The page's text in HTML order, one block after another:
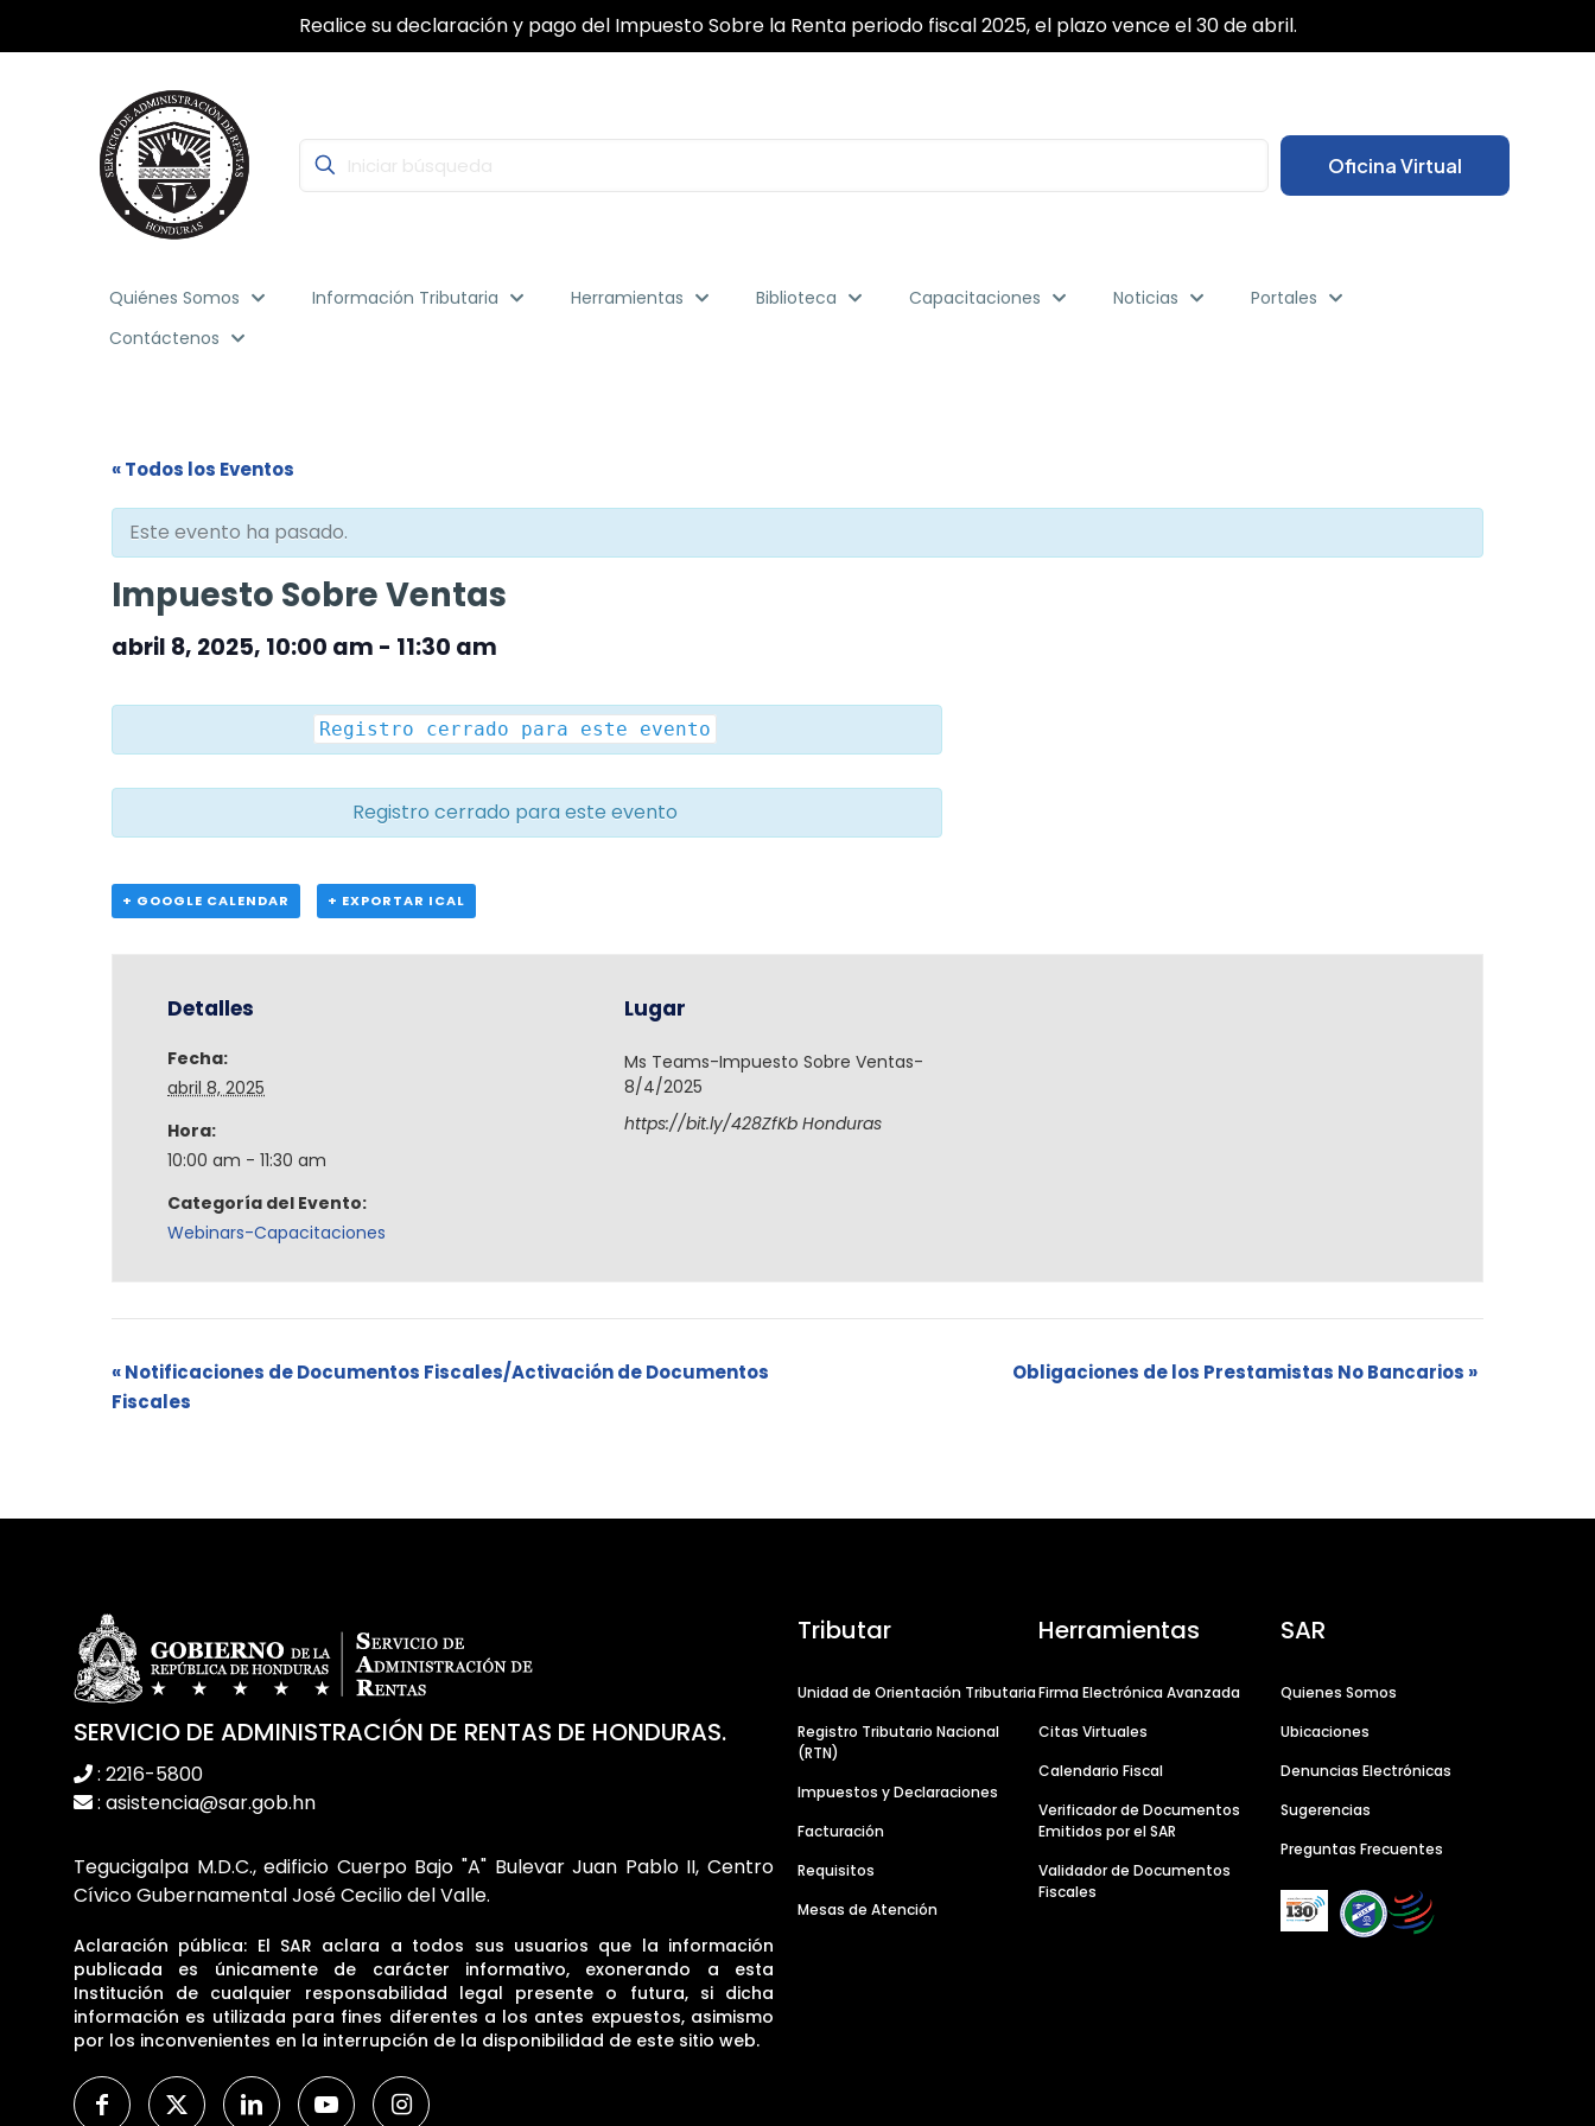
Realice su declaración y pago del Impuesto Sobre la Renta periodo fiscal 2025, el plazo vence el 30 de abril.
Oficina Virtual
Quiénes Somos Información Tributaria Herramientas Biblioteca Capacitaciones Noticias
Portales
Contáctenos
« Todos los Eventos
Este evento ha pasado.
Impuesto Sobre Ventas
abril 8, 2025, 10:00 am - 11:30 am
Registro cerrado para este evento
Registro cerrado para este evento
+ GOOGLE CALENDAR + EXPORTAR ICAL
Detalles
Fecha:
abril 8, 2025
Hora:
10:00 am - 11:30 am
Categoría del Evento:
Webinars-Capacitaciones
Lugar
Ms Teams-Impuesto Sobre Ventas-
8/4/2025
https://bit.ly/428ZfKb Honduras
«Notificaciones de Documentos Fiscales/Activación de Documentos
Fiscales
Obligaciones de los Prestamistas No Bancarios »
SERVICIO DE ADMINISTRACIÓN DE RENTAS DE HONDURAS.
: 2216-5800
: asistencia@sar.gob.hn
Tegucigalpa M.D.C., edificio Cuerpo Bajo "A" Bulevar Juan Pablo II, Centro
Cívico Gubernamental José Cecilio del Valle.
Aclaración pública: El SAR aclara a todos sus usuarios que la información
publicada es únicamente de carácter informativo, exonerando a esta
Institución de cualquier responsabilidad legal presente o futura, si dicha
información es utilizada para fines diferentes a los antes expuestos, asimismo
por los inconvenientes en la interrupción de la disponibilidad de este sitio web.
Tributar
Unidad de Orientación Tributaria
Registro Tributario Nacional
(RTN)
Impuestos y Declaraciones
Facturación
Requisitos
Mesas de Atención
Herramientas
Firma Electrónica Avanzada
Citas Virtuales
Calendario Fiscal
Verificador de Documentos
Emitidos por el SAR
Validador de Documentos
Fiscales
SAR
Quienes Somos
Ubicaciones
Denuncias Electrónicas
Sugerencias
Preguntas Frecuentes